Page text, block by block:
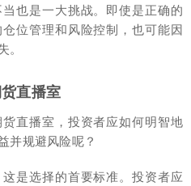
也是一大挑战。即使是正确的
位管理和风险控制，也可能因
。
直播室
直播室，投资者应如何明智地
并规避风险呢？
是选择的首要标准。投资者应